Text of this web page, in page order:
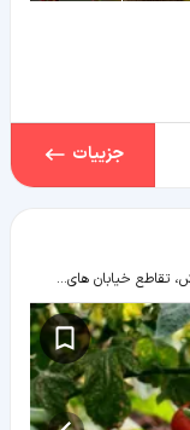
جزییات
آفریقای جنوبی، منطقه استلن بوش، مرکز استلن بوش، تقاطع خیابان های نیتلینگ و ون ریبیک